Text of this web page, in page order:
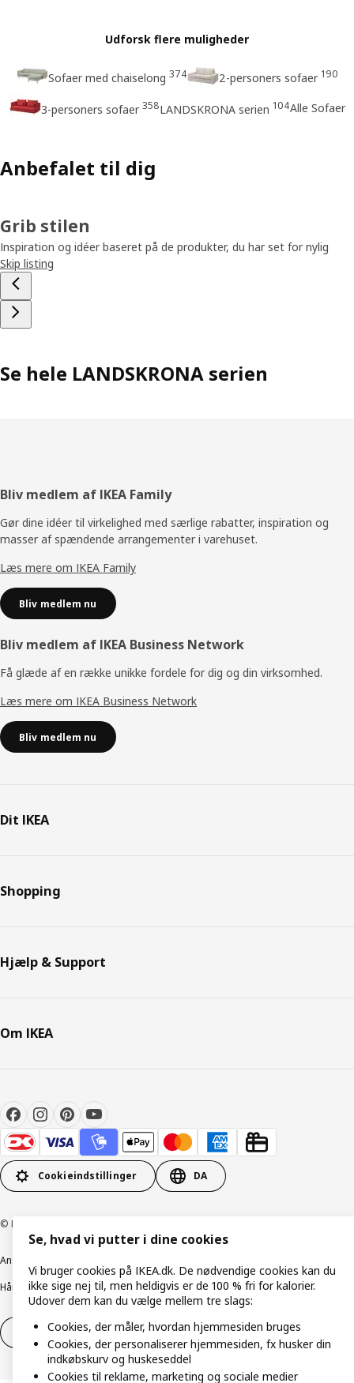
Udforsk flere muligheder
Sofaer med chaiselong 374 2-personers sofaer 190
3-personers sofaer 358LANDSKRONA serien 104Alle Sofaer
Anbefalet til dig
Grib stilen
Inspiration og idéer baseret på de produkter, du har set for nylig
Skip listing
Se hele LANDSKRONA serien
Footer
Bliv medlem af IKEA Family
Gør dine idéer til virkelighed med særlige rabatter, inspiration og
masser af spændende arrangementer i varehuset.
Læs mere om IKEA Family
Bliv medlem nu
Bliv medlem af IKEA Business Network
Få glæde af en række unikke fordele for dig og din virksomhed.
Læs mere om IKEA Business Network
Bliv medlem nu
Dit IKEA
Shopping
Hjælp & Support
Om IKEA
Cookieindstillinger DA
© Inter IKEA Systems B.V. 1999-2026
Ansvarlig rapportering
Håndtering af persondataSalgs- og leveringsbetingelser
Fortryd dit køb Fortryd dit køb af service
Se, hvad vi putter i dine cookies
Vi bruger cookies på IKEA.dk. De nødvendige cookies kan du
ikke sige nej til, men heldigvis er de 100 % fri for kalorier.
Udover dem kan du vælge mellem tre slags:
Cookies, der måler, hvordan hjemmesiden bruges
Cookies, der personaliserer hjemmesiden, fx husker din
indkøbskurv og huskeseddel
Cookies til reklame, marketing og sociale medier